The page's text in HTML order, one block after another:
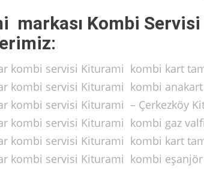
markası Kombi
kombi servisi Kiturami kombi kart
kombi servisi Kiturami kombi
kombi servisi Kiturami – Çerkezköy
kombi servisi Kiturami kombi gaz
kombi servisi Kiturami kombi kart
kombi servisi Kiturami kombi